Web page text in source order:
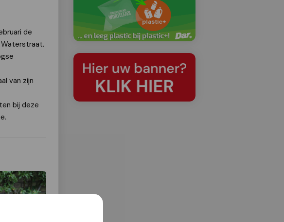
de
Waterstraat.
van zijn
bij deze